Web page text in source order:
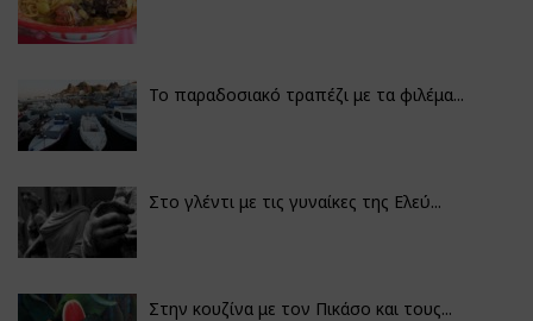
Το παραδοσιακό τραπέζι με τα φιλέμα...
Στο γλέντι με τις γυναίκες της Ελεύ...
Στην κουζίνα με τον Πικάσο και τους...